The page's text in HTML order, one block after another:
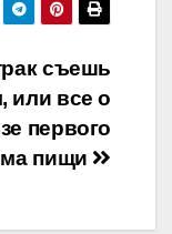
съешь
или все о
первого
пищи